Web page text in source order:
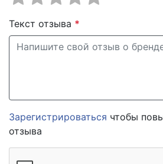
Текст отзыва *
Зарегистрироваться чтобы
отзыва